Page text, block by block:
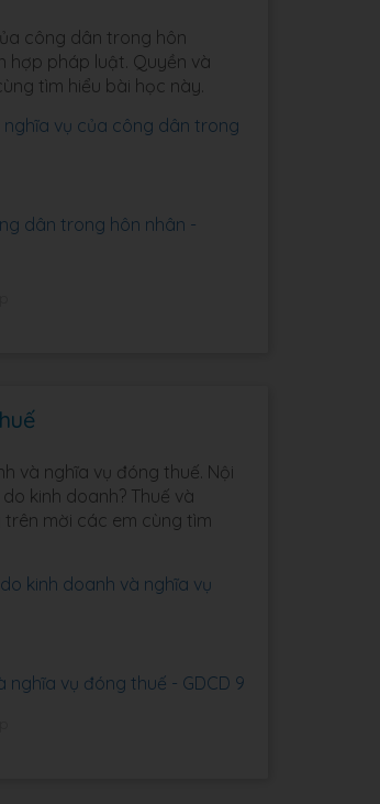
công dân trong hôn
hợp pháp luật. Quyền và
tìm hiểu bài học này.
nghĩa vụ của công dân trong
dân trong hôn nhân -
và nghĩa vụ đóng thuế. Nội
kinh doanh? Thuế và
mời các em cùng tìm
kinh doanh và nghĩa vụ
vụ đóng thuế - GDCD 9